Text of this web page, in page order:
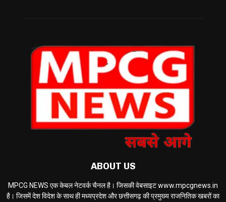
ABOUT US
MPCG NEWS एक केबल नेटवर्क चैनल है। जिसकी वेबसाइट www.mpcgnews.in
है। जिसमें देश विदेश के साथ ही मध्यप्रदेश और छत्तीसगढ़ की प्रमुख्य राजनितिक खबरों का